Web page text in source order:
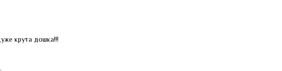
крута дошка!!!